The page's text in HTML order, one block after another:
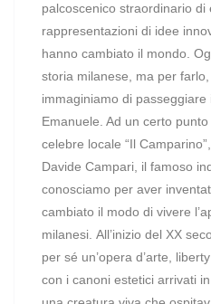
palcoscenico straordinario di
rappresentazioni di idee
hanno cambiato il mondo.
storia milanese, ma per
immaginiamo di passeggiare
Emanuele. Ad un certo
celebre locale “Il
Davide Campari, il famoso
conosciamo per aver
cambiato il modo di vivere
milanesi. All’inizio del XX
per sé un’opera d’arte,
con i canoni estetici arrivati